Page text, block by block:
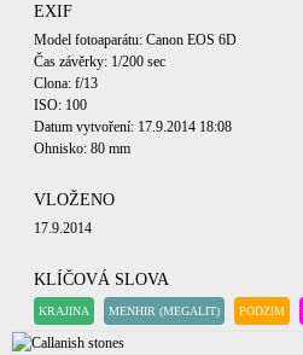
EXIF
Model fotoaparátu: Canon EOS 6D
Čas závěrky: 1/200 sec
Clona: f/13
ISO: 100
Datum vytvoření: 17.9.2014 18:08
Ohnisko: 80 mm
VLOŽENO
17.9.2014
KLÍČOVÁ SLOVA
KRAJINA MENHIR (MEGALIT) PODZIM